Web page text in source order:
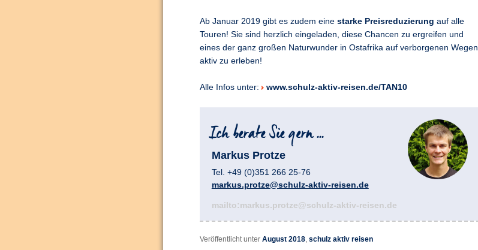
Ab Januar 2019 gibt es zudem eine starke Preisreduzierung auf alle
Touren! Sie sind herzlich eingeladen, diese Chancen zu ergreifen und
eines der ganz großen Naturwunder in Ostafrika auf verborgenen Wegen
aktiv zu erleben!
Alle Infos unter: www.schulz-aktiv-reisen.de/TAN10
Markus Protze
Tel. +49 (0)351 266 25-76
markus.protze@schulz-aktiv-reisen.de
mailto:markus.protze@schulz-aktiv-reisen.de
Veröffentlicht unter August 2018, schulz aktiv reisen